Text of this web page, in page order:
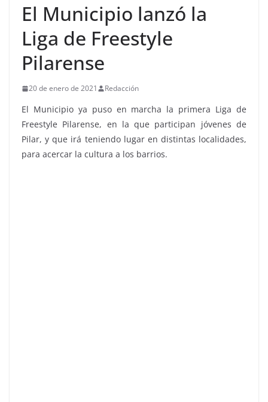
El Municipio lanzó la
Liga de Freestyle
Pilarense
20 de enero de 2021 Redacción
El Municipio ya puso en marcha la primera Liga de
Freestyle Pilarense, en la que participan jóvenes de
Pilar, y que irá teniendo lugar en distintas localidades,
para acercar la cultura a los barrios.